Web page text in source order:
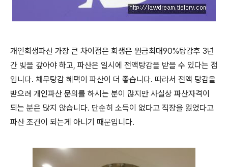
개인회생파산 가장 큰 차이점은 회생은 원금최대90%탕감후 3년
간 빚을 갚아야 하고, 파산은 일시에 전액탕감을 받을 수 있다는 점
입니다. 채무탕감 혜택이 파산이 더 좋습니다. 따라서 전액 탕감을
받으려 개인파산 문의를 하시는 분이 많지만 사실상 파산자격이
되는 분은 많지 않습니다. 단순히 소득이 없다고 직장을 잃었다고
파산 조건이 되는게 아니기 때문입니다.